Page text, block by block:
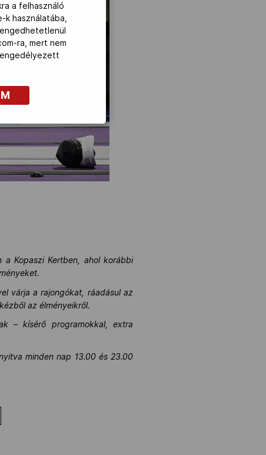
Kopaszi Kertben, ahol korábbi
várja a rajongókat, ráadásul az
az élményeikről.
– kísérő programokkal, extra
minden nap 13.00 és 23.00
a felhasználó
használatába,
ra, mert nem